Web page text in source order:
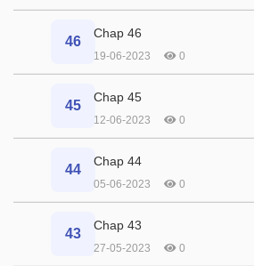
46
Chap 46
19-06-2023 0
45
Chap 45
12-06-2023 0
44
Chap 44
05-06-2023 0
43
Chap 43
27-05-2023 0